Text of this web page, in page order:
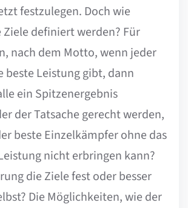
festzulegen. Doch wie
definiert werden? Für
nach dem Motto, wenn jeder
beste Leistung gibt, dann
ein Spitzenergebnis
der Tatsache gerecht werden,
beste Einzelkämpfer ohne das
nicht erbringen kann?
die Ziele fest oder besser
Die Möglichkeiten, wie der